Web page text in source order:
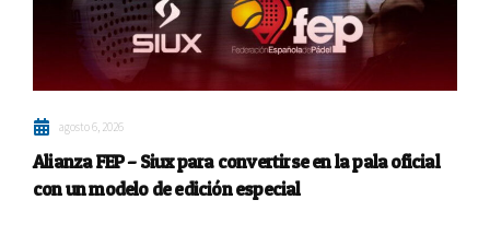
agosto 6, 2026
Alianza FEP – Siux para convertirse en la pala oficial
con un modelo de edición especial